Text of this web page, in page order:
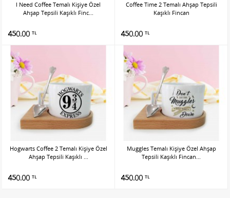
I Need Coffee Temalı Kişiye Özel
Ahşap Tepsili Kaşıklı Finc...
450.00 TL
Coffee Time 2 Temalı Ahşap Tepsili
Kaşıklı Fincan
450.00 TL
Hogwarts Coffee 2 Temalı Kişiye Özel
Ahşap Tepsili Kaşıklı ...
450.00 TL
Muggles Temalı Kişiye Özel Ahşap
Tepsili Kaşıklı Fincan...
450.00 TL